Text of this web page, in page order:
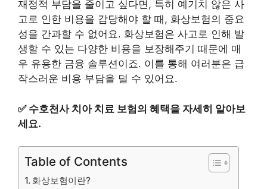
재정적 부담을 줄이고 싶다면, 특히 예기치 않은 사
고로 인한 비용을 감당해야 할 때, 화상보험의 중요
성을 간과할 수 없어요. 화상보험은 사고로 인해 발
생할 수 있는 다양한 비용을 보장해주기 때문에 매
우 유용한 금융 솔루션이죠. 이를 통해 여러분은 급
작스러운 비용 부담을 덜 수 있어요.
✅ 수호천사 치아 치료 보험의 혜택을 자세히 알아보
세요.
Table of Contents
화상보험이란?